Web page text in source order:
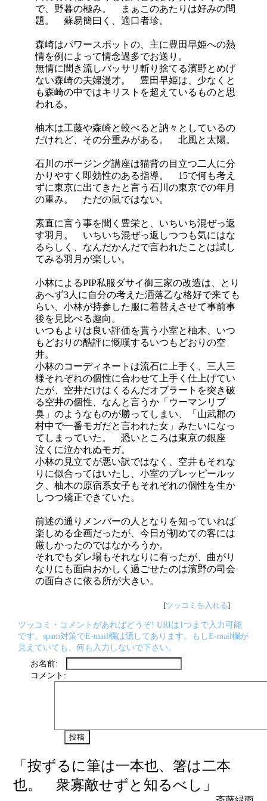
で、野暮の極み。 まぁこのあたりは好みの問
題。 蘇易簡曰く、適口者珍。
森崎はパワースポットの、主に豊田早姫への熱
情を例によって情念過多でお送り。
無情に聞き流しバッサリ斬り捨てる濱野とめげ
ない森崎の夫婦漫才。 豊田早姫は、少なくと
も森崎の中ではキリストを超えているものと思
われる。
柚木は工藤や森崎と較べると訥々としているの
だけれど、その分重みがある。 北風と太陽。
石川のポージング講座は猫背の目立つ二人に分
かりやすく即効性のある指導。 15で何も考え
ずに東京に出てきたと言う石川の東京での年月
の重み。 ただの鼠ではない。
素直に言う事を聞く豊栄と、いちいち混ぜっ返
す羽月。 いちいち混ぜっ返しつつも気にはな
るらしく、なんだかんだで言われたことは試し
てみる羽月が楽しい。
小林によるPIP私服ダサイ御三家の改造は、とり
あへず3人に自分の考えた洒落乙な格好で来ても
らい、小林が持参した服に着替えさせて事前事
後を見比べる趣向。
いつもよりは良い評価を貰う小室と柚木、いつ
もどおりの酷評に慨嘆するいつもどおりの空
井。
小林のコーディネートは流石に上手く、三人三
様それぞれの個性に合わせて上手く仕上げてい
たが、空井だけはくるんだオブラートを突き破
る空井の個性、なんと言うか「ウーマンリブ
臭」のようなものが勝ってしまい、「山武郡の
村中で一番モガだと言われた女」みたいになっ
てしまっていた。 恐いところは東京の銀座
泣くに泣かれぬモガ。
小林の見立てが悪い訳ではなく、空井もそれな
りに似合ってはいたし、小室のプレッピールッ
ク、柚木の原宿系女子もそれぞれの個性を生か
しつつ矯正できていた。
前述の通りメンバーの人となりを知っていれば
楽しめる企画だったが、今日が初めての客には
厳しかったのではなかろうか。
それでもダレ場もそれなりに有ったが、曲がり
なりにも面白おかしく過ごせたのは濱野の司会
の面白さに依る所が大きい。
[ツッコミを入れる]
ツッコミ・コメントがあればどうぞ! URIは1つまで入力可能
です。spam対策でE-mail欄は隠してあります。もしE-mail欄が
見えていても、何も入力しないで下さい。
お名前:
コメント:
「按ずるに筆は一本也、箸は二本
也。 衆寡敵せずと知るべし」